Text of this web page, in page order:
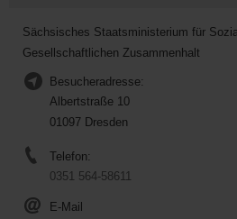
Sächsisches Staatsministerium für
Gesellschaftlichen Zusammenhalt
Besucheradresse:
Albertstraße 10
01097 Dresden
Telefon:
0351 564-58611
E-Mail